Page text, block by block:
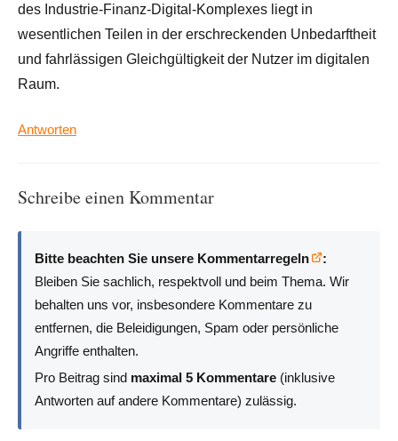
des Industrie-Finanz-Digital-Komplexes liegt in
wesentlichen Teilen in der erschreckenden Unbedarftheit
und fahrlässigen Gleichgültigkeit der Nutzer im digitalen
Raum.
Antworten
Schreibe einen Kommentar
Bitte beachten Sie unsere Kommentarregeln
:
Bleiben Sie sachlich, respektvoll und beim Thema. Wir
behalten uns vor, insbesondere Kommentare zu
entfernen, die Beleidigungen, Spam oder persönliche
Angriffe enthalten.
Pro Beitrag sind maximal 5 Kommentare (inklusive
Antworten auf andere Kommentare) zulässig.